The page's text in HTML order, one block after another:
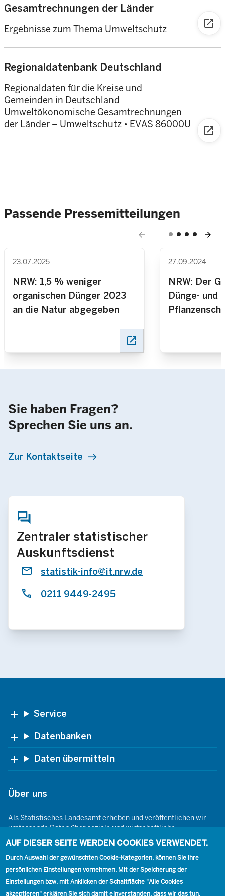
Gesamtrechnungen der Länder
Ergebnisse zum Thema Umweltschutz open_in_new
Regionaldatenbank Deutschland
Regionaldaten für die Kreise und
Gemeinden in Deutschland
Umweltökonomische Gesamtrechnungen
der Länder – Umweltschutz • EVAS 86000U
open_in_new
Passende Pressemitteilungen
arrow_back arrow_forward
23.07.2025
NRW: 1,5 % weniger
organischen Dünger 2023
an die Natur abgegeben
open_in_new
27.09.2024
NRW: Der
Dünge- und
Sie haben Fragen?
Sprechen Sie uns an.
Zur Kontaktseite
Zentraler statistischer
Auskunftsdienst
statistik-info@it.nrw.de
0211 9449-2495
Footer Service
Datenbanken
Daten übermitteln
Über uns
Als Statistisches Landesamt erheben und veröffentlichen wir
umfassende Daten über soziale und wirtschaftliche
Gegebenheiten. Dabei sind wir den Grundsätzen der Neutralität,
Objektivität, wissenschaftlichen Unabhängigkeit und der
statistischen Geheimhaltung verpflichtet.
AUF DIESER SEITE WERDEN COOKIES VERWENDET.
Durch Auswahl der gewünschten Cookie-Kategorien, können Sie ihre
persönlichen Einstellungen vornehmen. Mit der Speicherung der
Einstellungen bzw. mit Anklicken der Schaltfläche "Alle Cookies
akzeptieren" erklären Sie sich damit einverstanden, dass wir das tun.